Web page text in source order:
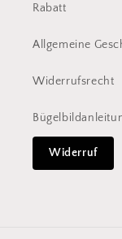
Rabatt
Allgemeine
Widerrufsrecht
Widerruf